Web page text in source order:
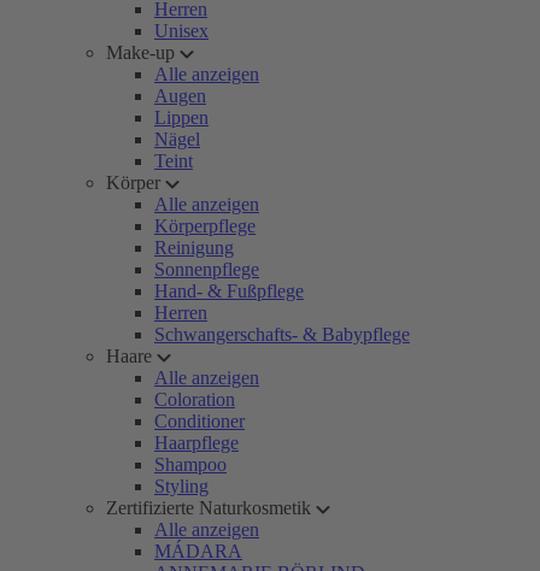
Herren
Unisex
Make-up
Alle anzeigen
Augen
Lippen
Nägel
Teint
Körper
Alle anzeigen
Körperpflege
Reinigung
Sonnenpflege
Hand- & Fußpflege
Herren
Schwangerschafts- & Babypflege
Haare
Alle anzeigen
Coloration
Conditioner
Haarpflege
Shampoo
Styling
Zertifizierte Naturkosmetik
Alle anzeigen
MÁDARA